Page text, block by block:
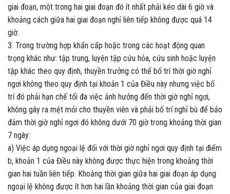
giai đoạn, một trong hai giai đoạn đó ít nhất phải kéo dài 6 giờ và
khoảng cách giữa hai giai đoạn nghỉ liên tiếp không được quá 14
giờ.
3. Trong trường hợp khẩn cấp hoặc trong các hoạt động quan
trọng khác như: tập trung, luyện tập cứu hỏa, cứu sinh hoặc luyện
tập khác theo quy định, thuyền trưởng có thể bố trí thời giờ nghỉ
ngơi không theo quy định tại khoản 1 của Điều này nhưng việc bố
trí đó phải hạn chế tối đa việc ảnh hưởng đến thời giờ nghỉ ngơi,
không gây ra mệt mỏi cho thuyền viên và phải bố trí nghỉ bù để bảo
đảm thời giờ nghỉ ngơi đó không dưới 70 giờ trong khoảng thời gian
7 ngày:
a) Việc áp dụng ngoại lệ đối với thời giờ nghỉ ngơi quy định tại điểm
b, khoản 1 của Điều này không được thực hiện trong khoảng thời
gian hai tuần liên tiếp. Khoảng thời gian giữa hai giai đoạn áp dụng
ngoại lệ không được ít hơn hai lần khoảng thời gian của giai đoạn